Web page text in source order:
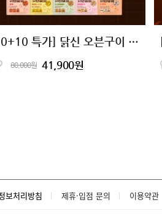
[10+10 특가] 닭신 오븐구이 닭안심살&닭가슴살 16종 골라담기
80,000원 41,900원
보처리방침 제휴·입점 문의 이용약관